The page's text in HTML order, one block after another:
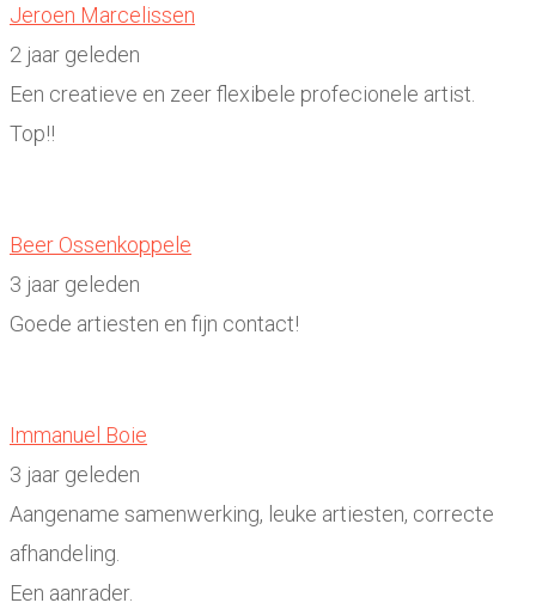
Jeroen Marcelissen
2 jaar geleden
Een creatieve en zeer flexibele profecionele artist.
Top!!
Beer Ossenkoppele
3 jaar geleden
Goede artiesten en fijn contact!
Immanuel Boie
3 jaar geleden
Aangename samenwerking, leuke artiesten, correcte
afhandeling.
Een aanrader.